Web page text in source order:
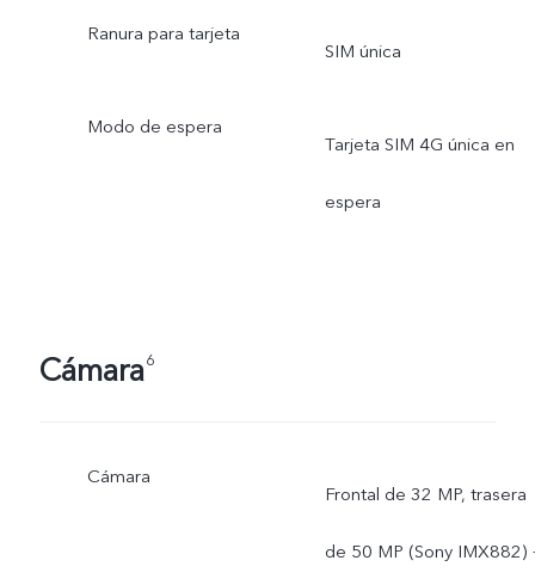
Ranura para tarjeta
SIM única
Modo de espera
Tarjeta SIM 4G única en
espera
Cámara6
Cámara
Frontal de 32 MP, trasera
de 50 MP (Sony IMX882)